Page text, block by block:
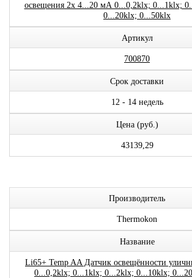
освещения 2x 4...20 мА 0...0,2klx; 0...1klx;
0...20klx; 0...50klx
Артикул
700870
Срок доставки
12 - 14 недель
Цена (руб.)
43139,29
Производитель
Thermokon
Название
Li65+ Temp AA Датчик освещённости
0...0,2klx; 0...1klx; 0...2klx; 0...10klx;